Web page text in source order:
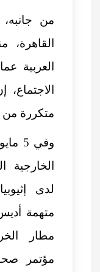
من
القاهرة،
العربية
متكررة من
وفي
الخارجية
لدى
متهمة
مطار
مؤتمر